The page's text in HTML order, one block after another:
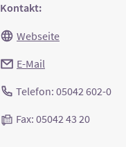
Kontakt:
Webseite
E-Mail
Telefon: 05042 602-0
Fax: 05042 43 20